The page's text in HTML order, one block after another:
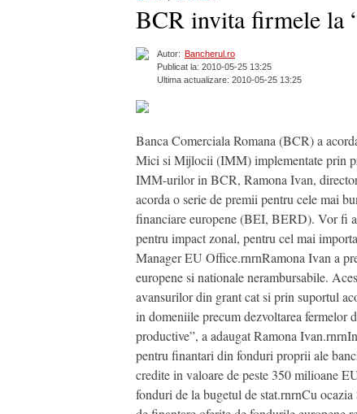
BCR invita firmele la
Autor: Bancherul.ro
Publicat la: 2010-05-25 13:25
Ultima actualizare: 2010-05-25 13:25
Banca Comerciala Romana (BCR) a
Mici si Mijlocii (IMM) implementate prin
IMM-urilor in BCR, Ramona Ivan,
acorda o serie de premii pentru cele mai
financiare europene (BEI, BERD). Vor fi
pentru impact zonal, pentru cel mai
Manager EU Office.rnrnRamona Ivan a
europene si nationale nerambursabile.
avansurilor din grant cat si prin suportul
in domeniile precum dezvoltarea fermelor
productive”, a adaugat Ramona
pentru finantari din fonduri proprii ale
credite in valoare de peste 350 milioane
fonduri de la bugetul de stat.rnrnCu